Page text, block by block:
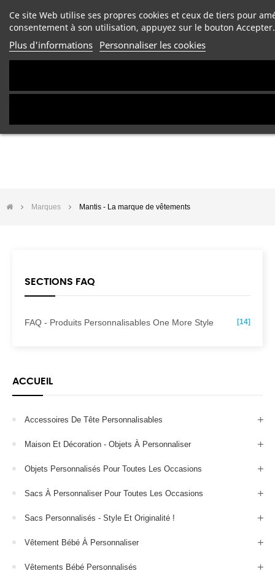
Marques Mantis - La marque de vêtements
SECTIONS FAQ
FAQ - Produits Personnalisables One More Style [14]
ACCUEIL
Accessoires De Tête Personnalisables
Maison Et Décoration - Objets À Personnaliser
Objets Personnalisés Pour Toutes Les Occasions
Sacs À Personnaliser Pour Toutes Les Occasions
Sacs Personnalisés - Style Et Originalité !
Vêtement Bébé À Personnaliser
Vêtements Bébé Personnalisés
Ce site Web utilise ses propres cookies et ceux de tiers pour
consentement à son utilisation, appuyez sur le bouton Accepter.
Plus d'informations Personnaliser les cookies